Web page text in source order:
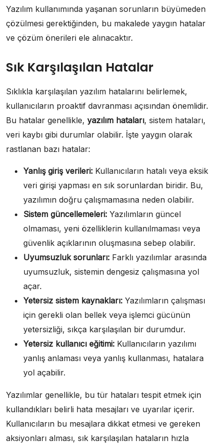
Yazılım kullanımında yaşanan sorunların büyümeden
çözülmesi gerektiğinden, bu makalede yaygın hatalar
ve çözüm önerileri ele alınacaktır.
Sık Karşılaşılan Hatalar
Sıklıkla karşılaşılan yazılım hatalarını belirlemek,
kullanıcıların proaktif davranması açısından önemlidir.
Bu hatalar genellikle, yazılım hataları, sistem hataları,
veri kaybı gibi durumlar olabilir. İşte yaygın olarak
rastlanan bazı hatalar:
Yanlış giriş verileri: Kullanıcıların hatalı veya eksik
veri girişi yapması en sık sorunlardan biridir. Bu,
yazılımın doğru çalışmamasına neden olabilir.
Sistem güncellemeleri: Yazılımların güncel
olmaması, yeni özelliklerin kullanılmaması veya
güvenlik açıklarının oluşmasına sebep olabilir.
Uyumsuzluk sorunları: Farklı yazılımlar arasında
uyumsuzluk, sistemin dengesiz çalışmasına yol
açar.
Yetersiz sistem kaynakları: Yazılımların çalışması
için gerekli olan bellek veya işlemci gücünün
yetersizliği, sıkça karşılaşılan bir durumdur.
Yetersiz kullanıcı eğitimi: Kullanıcıların yazılımı
yanlış anlaması veya yanlış kullanması, hatalara
yol açabilir.
Yazılımlar genellikle, bu tür hataları tespit etmek için
kullandıkları belirli hata mesajları ve uyarılar içerir.
Kullanıcıların bu mesajlara dikkat etmesi ve gereken
aksiyonları alması, sık karşılaşılan hataların hızla